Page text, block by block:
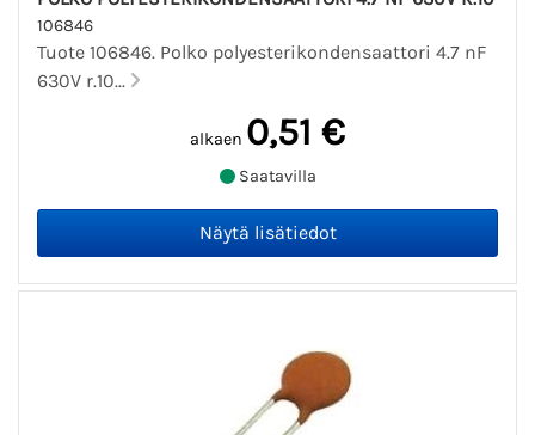
106846
Tuote 106846. Polko polyesterikondensaattori 4.7 nF
630V r.10...
alkaen 0,51 €
Saatavilla